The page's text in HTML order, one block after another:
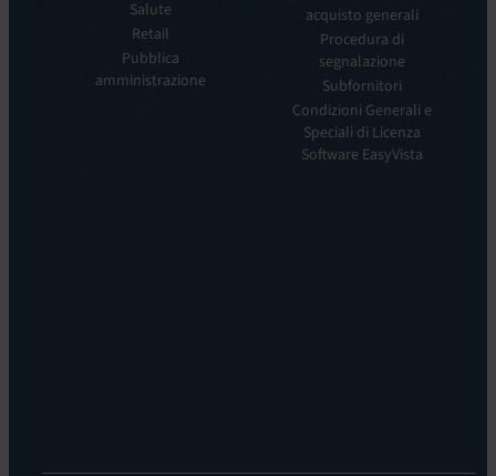
Experience
Monitoring:
Salute
Retail
Pubblica
amministrazione
visione
nostra
acquisto generali
Procedura di
segnalazione
Subfornitori
Condizioni Generali e
Speciali di Licenza
Software EasyVista